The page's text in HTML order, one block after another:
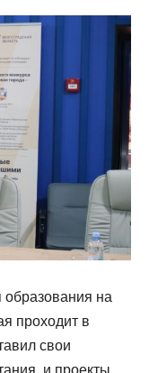
на
проходит в
свои